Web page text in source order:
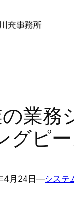
業務
グピー
4月24日―システ